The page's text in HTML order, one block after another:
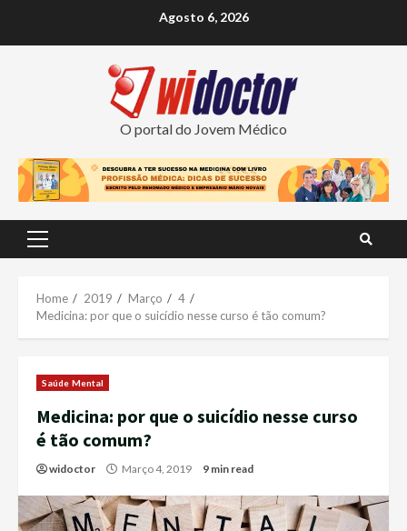
Agosto 6, 2026
O portal do Jovem Médico
Primary
Home 2019 Março
4
Medicina: por que o suicídio nesse curso é tão comum?
Saúde Mental
Medicina: por que o suicídio nesse curso
é tão comum?
widoctor Março 4, 2019 9 min read